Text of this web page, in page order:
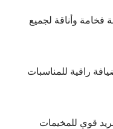
فخامة وأناقة لجميع
راقية للمناسبات
قوي للمخيمات